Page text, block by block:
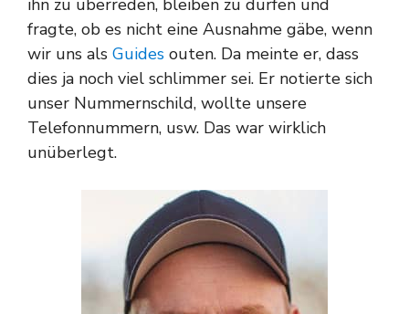
fragte, ob es nicht eine Ausnahme gäbe, wenn
wir uns als Guides outen. Da meinte er, dass
dies ja noch viel schlimmer sei. Er notierte sich
unser Nummernschild, wollte unsere
Telefonnummern, usw. Das war wirklich
unüberlegt.